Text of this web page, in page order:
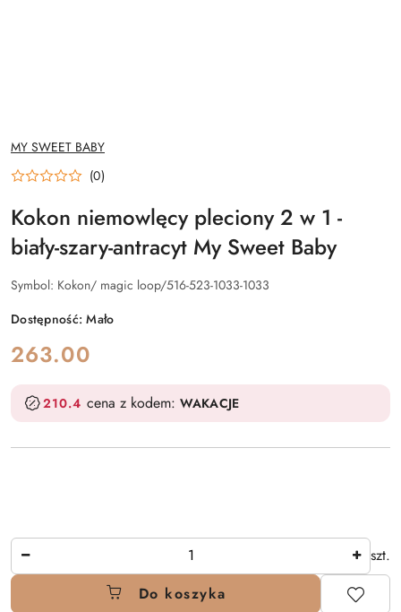
NAZWA
PRODUCENTA:
MY SWEET BABY
(0)
Kokon niemowlęcy pleciony 2 w 1 -
biały-szary-antracyt My Sweet Baby
Symbol: Kokon/ magic loop/516-523-1033-1033
Dostępność:Mało
cena:
263.00
210.4 cena z kodem: WAKACJE
Ilość
szt.
Do koszyka